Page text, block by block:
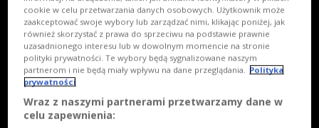
cookie w celu przetwarzania danych osobowych. Użytkownik może
zaakceptować swoje wybory lub zarządzać nimi, klikając poniżej, jak
również skorzystać z prawa do sprzeciwu na podstawie prawnie
uzasadnionego interesu lub w dowolnym momencie na stronie
polityki prywatności. Te wybory będą sygnalizowane naszym
partnerom i nie będą miały wpływu na dane przeglądania. Polityka
prywatności
Wraz z naszymi partnerami przetwarzamy dane w
celu zapewnienia: